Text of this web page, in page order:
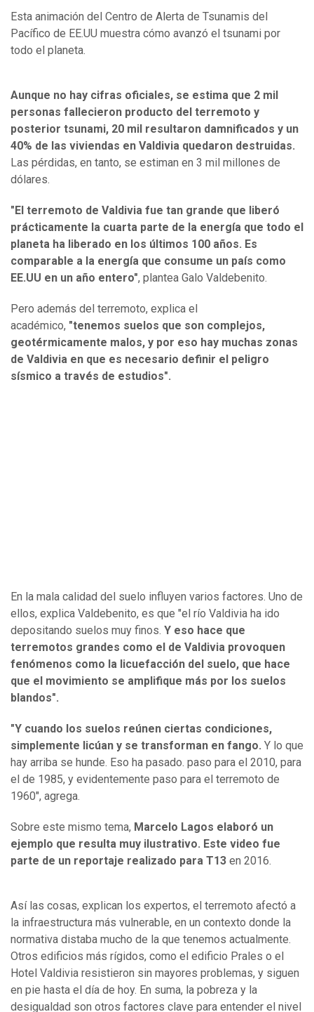
Esta animación del Centro de Alerta de Tsunamis del
Pacífico de EE.UU muestra cómo avanzó el tsunami por
todo el planeta.
Aunque no hay cifras oficiales, se estima que 2 mil
personas fallecieron producto del terremoto y
posterior tsunami, 20 mil resultaron damnificados y un
40% de las viviendas en Valdivia quedaron destruidas.
Las pérdidas, en tanto, se estiman en 3 mil millones de
dólares.
"El terremoto de Valdivia fue tan grande que liberó
prácticamente la cuarta parte de la energía que todo el
planeta ha liberado en los últimos 100 años. Es
comparable a la energía que consume un país como
EE.UU en un año entero", plantea Galo Valdebenito.
Pero además del terremoto, explica el
académico, "tenemos suelos que son complejos,
geotérmicamente malos, y por eso hay muchas zonas
de Valdivia en que es necesario definir el peligro
sísmico a través de estudios".
En la mala calidad del suelo influyen varios factores. Uno de
ellos, explica Valdebenito, es que "el río Valdivia ha ido
depositando suelos muy finos. Y eso hace que
terremotos grandes como el de Valdivia provoquen
fenómenos como la licuefacción del suelo, que hace
que el movimiento se amplifique más por los suelos
blandos".
"Y cuando los suelos reúnen ciertas condiciones,
simplemente licúan y se transforman en fango. Y lo que
hay arriba se hunde. Eso ha pasado. paso para el 2010, para
el de 1985, y evidentemente paso para el terremoto de
1960", agrega.
Sobre este mismo tema, Marcelo Lagos elaboró un
ejemplo que resulta muy ilustrativo. Este video fue
parte de un reportaje realizado para T13 en 2016.
Así las cosas, explican los expertos, el terremoto afectó a
la infraestructura más vulnerable, en un contexto donde la
normativa distaba mucho de la que tenemos actualmente.
Otros edificios más rígidos, como el edificio Prales o el
Hotel Valdivia resistieron sin mayores problemas, y siguen
en pie hasta el día de hoy. En suma, la pobreza y la
desigualdad son otros factores clave para entender el nivel